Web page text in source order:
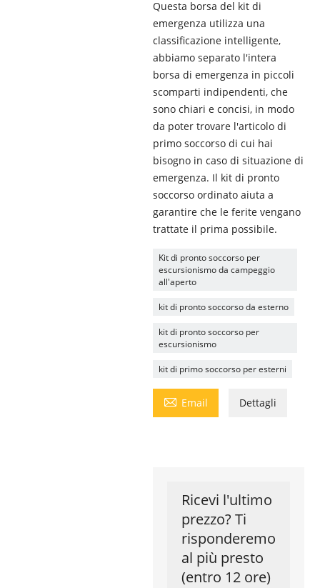
Questa borsa del kit di
emergenza utilizza una
classificazione intelligente,
abbiamo separato l'intera
borsa di emergenza in piccoli
scomparti indipendenti, che
sono chiari e concisi, in modo
da poter trovare l'articolo di
primo soccorso di cui hai
bisogno in caso di situazione di
emergenza. Il kit di pronto
soccorso ordinato aiuta a
garantire che le ferite vengano
trattate il prima possibile.
Kit di pronto soccorso per
escursionismo da campeggio
all'aperto
kit di pronto soccorso da esterno
kit di pronto soccorso per
escursionismo
kit di primo soccorso per esterni
 Email Dettagli
Ricevi l'ultimo
prezzo? Ti
risponderemo
al più presto
(entro 12 ore)